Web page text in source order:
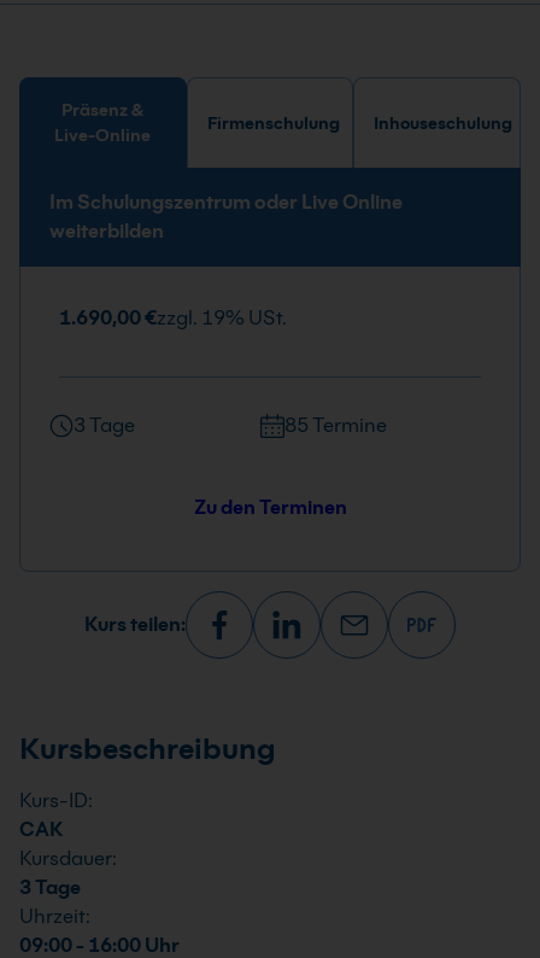
Präsenz &
Live-Online
Firmenschulung Inhouseschulung
Im Schulungszentrum oder Live Online
weiterbilden
1.690,00 €zzgl. 19% USt.
3 Tage 85 Termine
Zu den Terminen
Kurs teilen:
Kursbeschreibung
Kurs-ID:
CAK
Kursdauer:
3 Tage
Uhrzeit:
09:00 - 16:00 Uhr